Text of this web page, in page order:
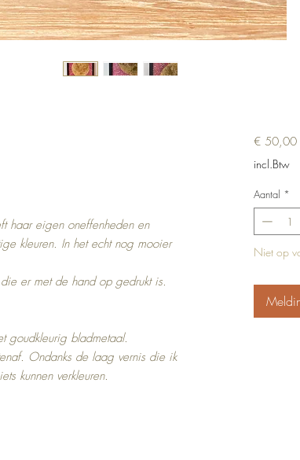
haar eigen oneffenheden en
kleuren. In het echt nog mooier
er met de hand op gedrukt is.
goudkleurig bladmetaal.
Ondanks de laag vernis die ik
kunnen verkleuren.
€ 50,00
incl.Btw
Aantal *
Niet op